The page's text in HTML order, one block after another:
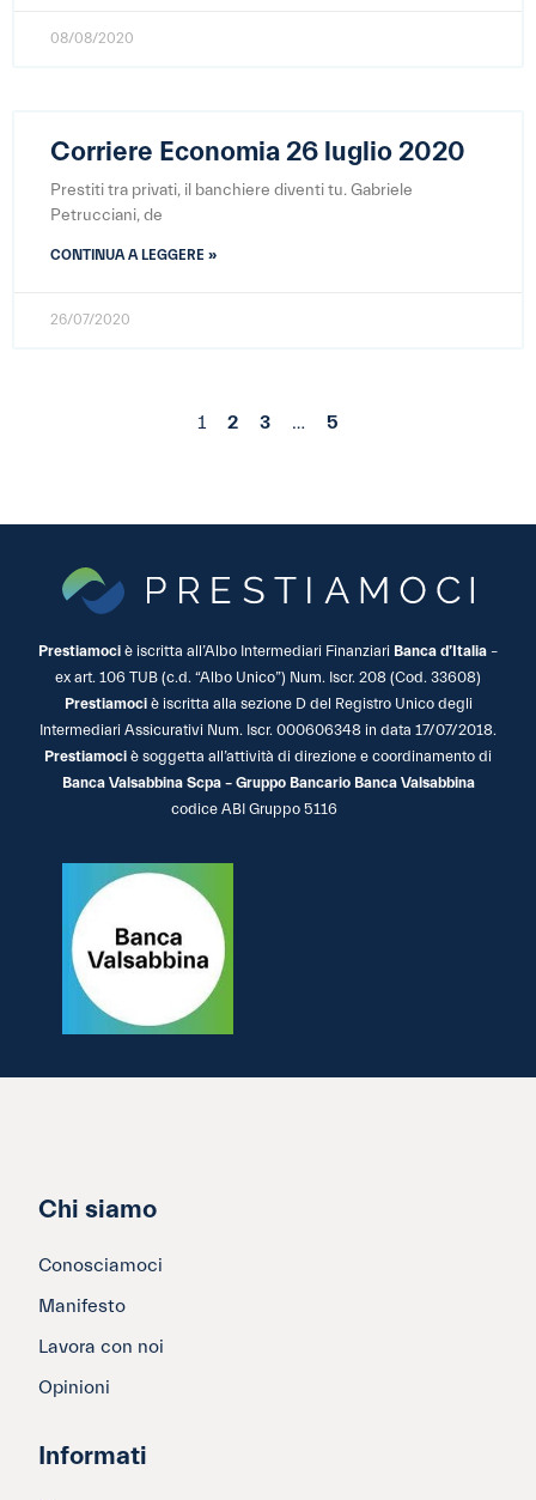
08/08/2020
Corriere Economia 26 luglio 2020
Prestiti tra privati, il banchiere diventi tu. Gabriele
Petrucciani, de
CONTINUA A LEGGERE »
26/07/2020
1 2 3 … 5
Prestiamoci è iscritta all’Albo Intermediari Finanziari Banca d’Italia –
ex art. 106 TUB (c.d. “Albo Unico”) Num. Iscr. 208 (Cod. 33608)
Prestiamociè iscritta alla sezione D del Registro Unico degli
Intermediari Assicurativi Num. Iscr. 000606348 in data 17/07/2018.
Prestiamoci è soggetta all’attività di direzione e coordinamento di
Banca Valsabbina Scpa – Gruppo Bancario Banca Valsabbina
codice ABI Gruppo 5116
Chi siamo
Conosciamoci
Manifesto
Lavora con noi
Opinioni
Informati